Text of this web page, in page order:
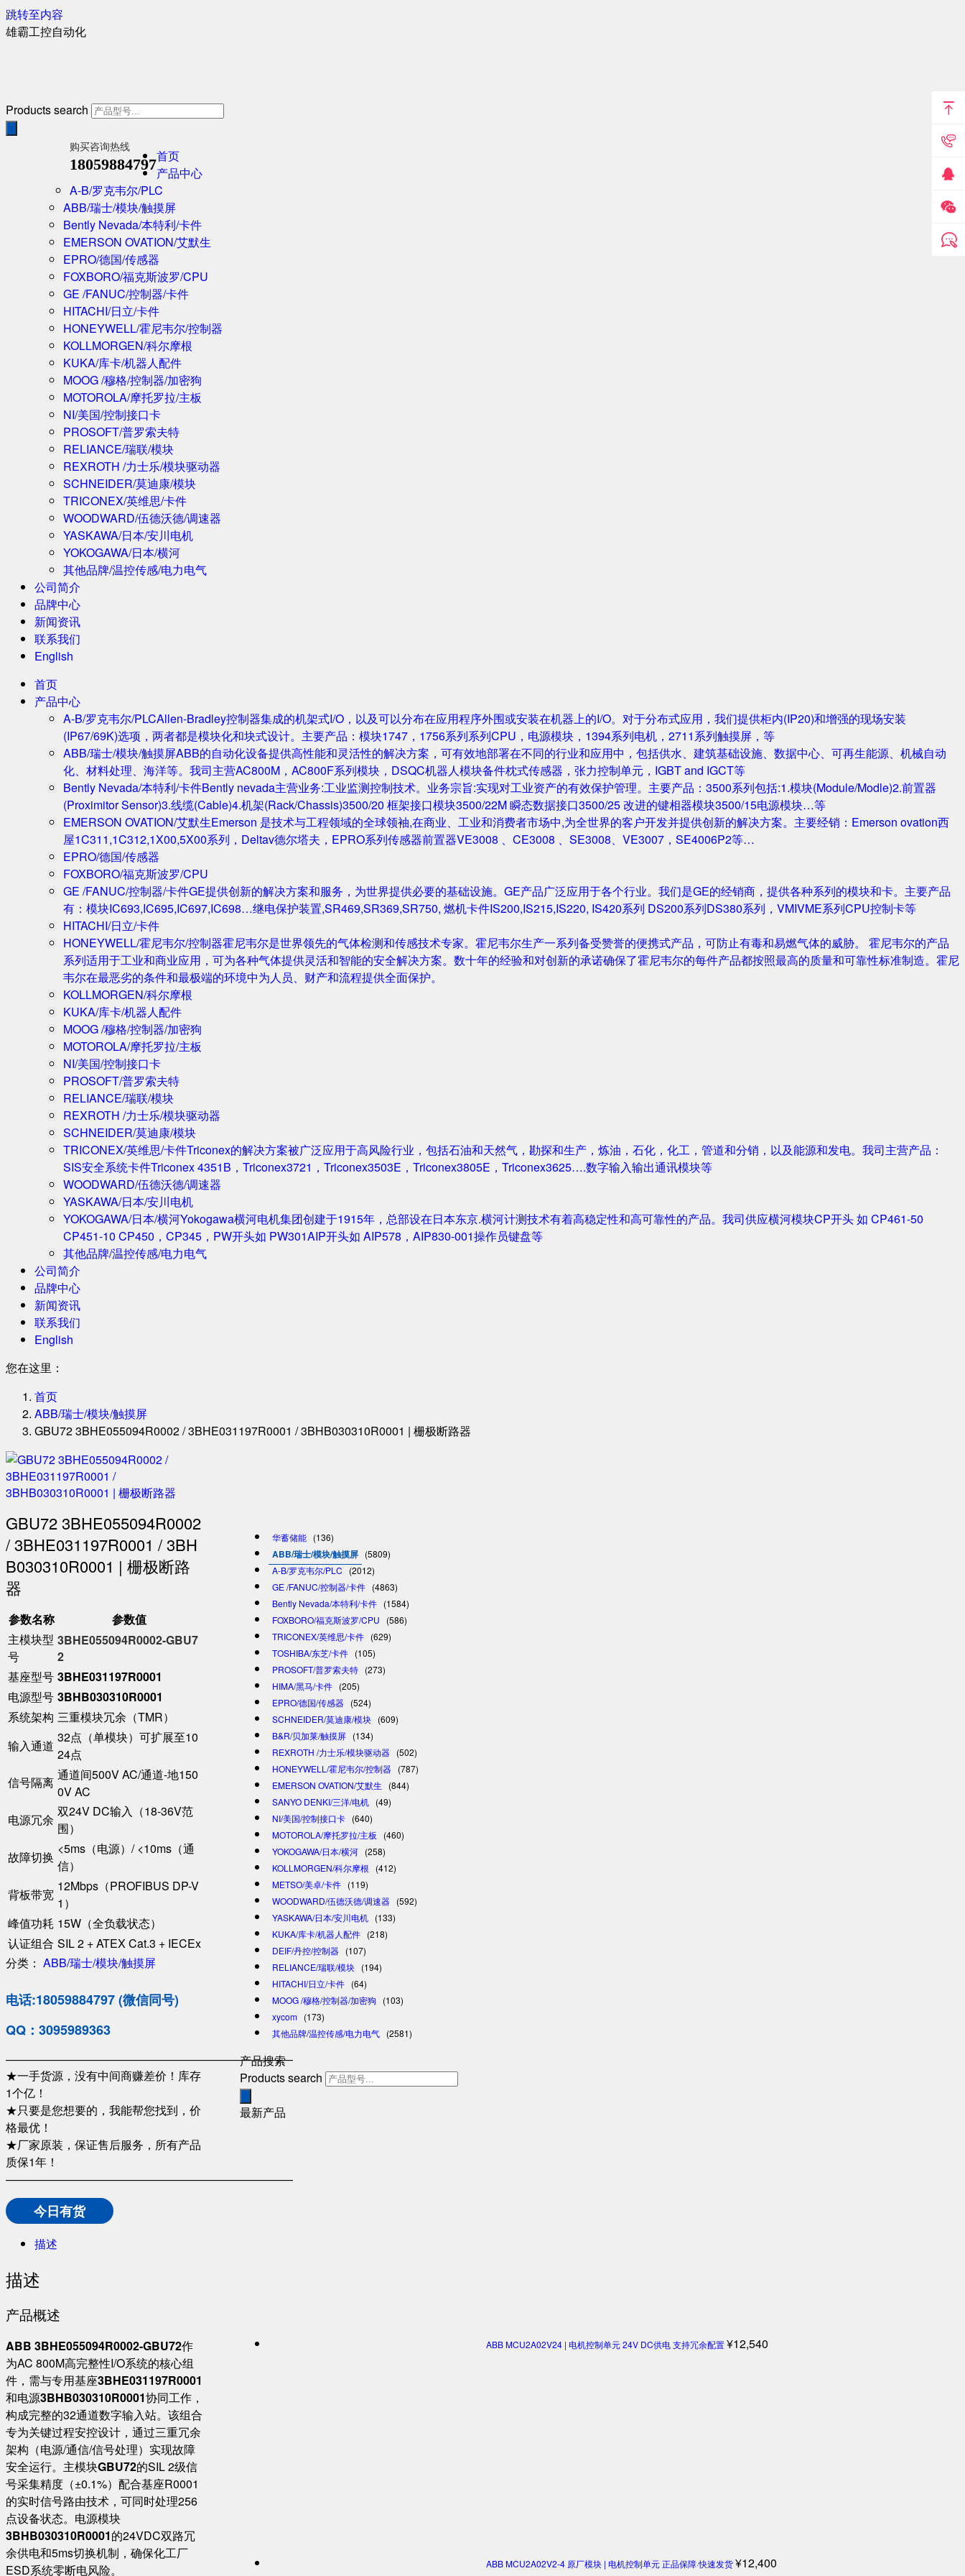
跳转至内容
雄霸工控自动化
Products search
购买咨询热线
18059884797首页
产品中心
A-B/罗克韦尔/PLC
ABB/瑞士/模块/触摸屏
Bently Nevada/本特利/卡件
EMERSON OVATION/艾默生
EPRO/德国/传感器
FOXBORO/福克斯波罗/CPU
GE /FANUC/控制器/卡件
HITACHI/日立/卡件
HONEYWELL/霍尼韦尔/控制器
KOLLMORGEN/科尔摩根
KUKA/库卡/机器人配件
MOOG /穆格/控制器/加密狗
MOTOROLA/摩托罗拉/主板
NI/美国/控制接口卡
PROSOFT/普罗索夫特
RELIANCE/瑞联/模块
REXROTH /力士乐/模块驱动器
SCHNEIDER/莫迪康/模块
TRICONEX/英维思/卡件
WOODWARD/伍德沃德/调速器
YASKAWA/日本/安川电机
YOKOGAWA/日本/横河
其他品牌/温控传感/电力电气
公司简介
品牌中心
新闻资讯
联系我们
English
首页
产品中心
A-B/罗克韦尔/PLCAllen-Bradley控制器集成的机架式I/O，以及可以分布在应用程序外围或安装在机器上的I/O。对于分布式应用，我们提供柜内(IP20)和增强的现场安装
(IP67/69K)选项，两者都是模块化和块式设计。主要产品：模块1747，1756系列系列CPU，电源模块，1394系列电机，2711系列触摸屏，等
ABB/瑞士/模块/触摸屏ABB的自动化设备提供高性能和灵活性的解决方案，可有效地部署在不同的行业和应用中，包括供水、建筑基础设施、数据中心、可再生能源、机械自动
化、材料处理、海洋等。我司主营AC800M，AC800F系列模块，DSQC机器人模块备件枕式传感器，张力控制单元，IGBT and IGCT等
Bently Nevada/本特利/卡件Bently nevada主营业务:工业监测控制技术。业务宗旨:实现对工业资产的有效保护管理。主要产品：3500系列包括:1.模块(Module/Modle)2.前置器
(Proximitor Sensor)3.线缆(Cable)4.机架(Rack/Chassis)3500/20 框架接口模块3500/22M 瞬态数据接口3500/25 改进的键相器模块3500/15电源模块…等
EMERSON OVATION/艾默生Emerson 是技术与工程领域的全球领袖,在商业、工业和消费者市场中,为全世界的客户开发并提供创新的解决方案。主要经销：Emerson ovation西
屋1C311,1C312,1X00,5X00系列，Deltav德尔塔夫，EPRO系列传感器前置器VE3008 、CE3008 、SE3008、VE3007，SE4006P2等…
EPRO/德国/传感器
FOXBORO/福克斯波罗/CPU
GE /FANUC/控制器/卡件GE提供创新的解决方案和服务，为世界提供必要的基础设施。GE产品广泛应用于各个行业。我们是GE的经销商，提供各种系列的模块和卡。主要产品
有：模块IC693,IC695,IC697,IC698…继电保护装置,SR469,SR369,SR750, 燃机卡件IS200,IS215,IS220, IS420系列 DS200系列DS380系列，VMIVME系列CPU控制卡等
HITACHI/日立/卡件
HONEYWELL/霍尼韦尔/控制器霍尼韦尔是世界领先的气体检测和传感技术专家。霍尼韦尔生产一系列备受赞誉的便携式产品，可防止有毒和易燃气体的威胁。 霍尼韦尔的产品
系列适用于工业和商业应用，可为各种气体提供灵活和智能的安全解决方案。数十年的经验和对创新的承诺确保了霍尼韦尔的每件产品都按照最高的质量和可靠性标准制造。霍尼
韦尔在最恶劣的条件和最极端的环境中为人员、财产和流程提供全面保护。
KOLLMORGEN/科尔摩根
KUKA/库卡/机器人配件
MOOG /穆格/控制器/加密狗
MOTOROLA/摩托罗拉/主板
NI/美国/控制接口卡
PROSOFT/普罗索夫特
RELIANCE/瑞联/模块
REXROTH /力士乐/模块驱动器
SCHNEIDER/莫迪康/模块
TRICONEX/英维思/卡件Triconex的解决方案被广泛应用于高风险行业，包括石油和天然气，勘探和生产，炼油，石化，化工，管道和分销，以及能源和发电。我司主营产品：
SIS安全系统卡件Triconex 4351B，Triconex3721，Triconex3503E，Triconex3805E，Triconex3625….数字输入输出通讯模块等
WOODWARD/伍德沃德/调速器
YASKAWA/日本/安川电机
YOKOGAWA/日本/横河Yokogawa横河电机集团创建于1915年，总部设在日本东京.横河计测技术有着高稳定性和高可靠性的产品。我司供应横河模块CP开头 如 CP461-50
CP451-10 CP450，CP345，PW开头如 PW301AIP开头如 AIP578，AIP830-001操作员键盘等
其他品牌/温控传感/电力电气
公司简介
品牌中心
新闻资讯
联系我们
English
您在这里：
首页
ABB/瑞士/模块/触摸屏
GBU72 3BHE055094R0002 / 3BHE031197R0001 / 3BHB030310R0001 | 栅极断路器
GBU72 3BHE055094R0002
/ 3BHE031197R0001 / 3BH
B030310R0001 | 栅极断路
器
参数名称
参数值
主模块型
号
3BHE055094R0002-GBU7
2​
基座型号 ​3BHE031197R0001​
电源型号 ​3BHB030310R0001​
系统架构 三重模块冗余（TMR）
输入通道
32点（单模块）可扩展至10
24点
信号隔离 通道间500V AC/通道-地150
0V AC
电源冗余
双24V DC输入（18-36V范
围）
故障切换
<5ms（电源）/ <10ms（通
信）
背板带宽
12Mbps（PROFIBUS DP-V
1）
峰值功耗 15W（全负载状态）
认证组合 SIL 2 + ATEX Cat.3 + IECEx
分类： ABB/瑞士/模块/触摸屏
电话:18059884797 (微信同号)
QQ：3095989363
—————————————————————————
★一手货源，没有中间商赚差价！库存
1个亿！
★只要是您想要的，我能帮您找到，价
格最优！
★厂家原装，保证售后服务，所有产品
质保1年！
—————————————————————————
今日有货
描述
描述
产品概述
​ABB 3BHE055094R0002-GBU72​​作
为AC 800M高完整性I/O系统的核心组
件，需与专用基座​​3BHE031197R0001​
和电源​​3BHB030310R0001​​协同工作，
构成完整的32通道数字输入站。该组合
专为关键过程安控设计，通过三重冗余
架构（电源/通信/信号处理）实现故障
安全运行。主模块​​GBU72​​的SIL 2级信
号采集精度（±0.1%）配合基座R0001
的实时信号路由技术，可同时处理256
点设备状态。电源模块​
3BHB030310R0001​​的24VDC双路冗
余供电和5ms切换机制，确保化工厂
ESD系统零断电风险。
华蓄储能 (136)
ABB/瑞士/模块/触摸屏 (5809)
A-B/罗克韦尔/PLC
(2012)
GE /FANUC/控制器/卡件 (4863)
Bently Nevada/本特利/卡件 (1584)
FOXBORO/福克斯波罗/CPU
(586)
TRICONEX/英维思/卡件 (629)
TOSHIBA/东芝/卡件 (105)
PROSOFT/普罗索夫特 (273)
HIMA/黑马/卡件 (205)
EPRO/德国/传感器 (524)
SCHNEIDER/莫迪康/模块 (609)
B&R/贝加莱/触摸屏 (134)
REXROTH /力士乐/模块驱动器 (502)
HONEYWELL/霍尼韦尔/控制器 (787)
EMERSON OVATION/艾默生
(844)
SANYO DENKI/三洋/电机 (49)
NI/美国/控制接口卡 (640)
MOTOROLA/摩托罗拉/主板
(460)
YOKOGAWA/日本/横河 (258)
KOLLMORGEN/科尔摩根
(412)
METSO/美卓/卡件 (119)
WOODWARD/伍德沃德/调速器 (592)
YASKAWA/日本/安川电机 (133)
KUKA/库卡/机器人配件 (218)
DEIF/丹控/控制器 (107)
RELIANCE/瑞联/模块 (194)
HITACHI/日立/卡件 (64)
MOOG /穆格/控制器/加密狗
(103)
xycom (173)
其他品牌/温控传感/电力电气 (2581)
产品搜索
Products search
最新产品
ABB MCU2A02V24 | 电机控制单元 24V DC供电 支持冗余配置¥12,540
ABB MCU2A02V2-4 原厂模块 | 电机控制单元 正品保障·快速发货¥12,400